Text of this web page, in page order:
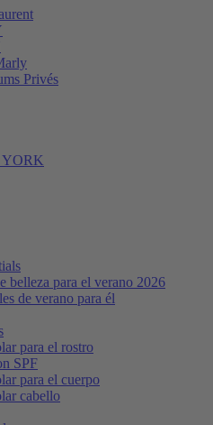
Privés
belleza para el verano 2026
de verano para él
para el rostro
SPF
para el cuerpo
cabello